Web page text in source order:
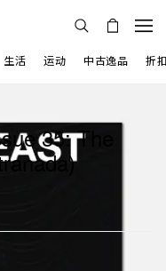
生活 运动 中古逸品 折
35: The